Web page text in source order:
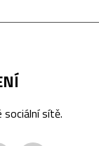
sociální sítě.